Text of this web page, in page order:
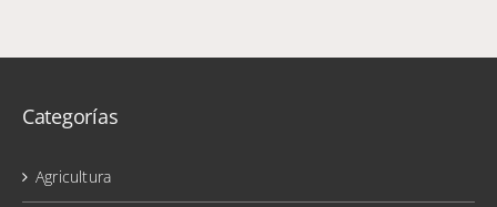
Categorías
Agricultura